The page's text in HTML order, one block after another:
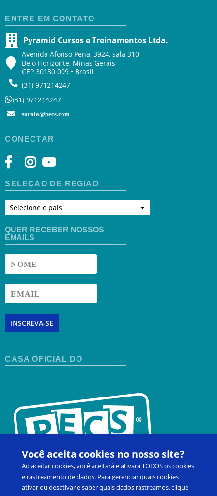
ENTRE EM CONTATO
Pyramid Cursos e Treinamentos Ltda.
Avenida Afonso Pena, 3924, sala 310
Belo Horizonte, Minas Gerais
CEP 30130 009 • Brasil
(31) 971214247
(31) 971214247
soraia@pecs.com
CONECTAR
SELEÇÃO DE REGIÃO
Selecione o pais
QUER RECEBER NOSSOS
EMAILS
INSCREVA-SE
CASA OFICIAL DO
Você aceita cookies no nosso site?
Ao aceitar cookies, você aceitará e ativará TODOS os cookies
e rastreamento de dados. Para gerenciar quais cookies
ativar ou desativar e saber quais dados rastreamos, clique